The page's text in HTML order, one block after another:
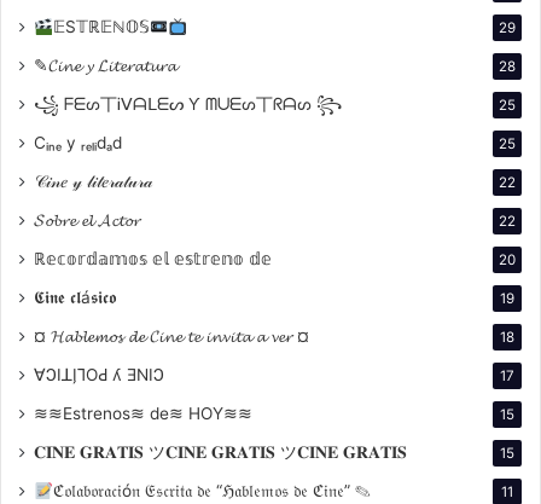
Laura (Elsa Daniel), una joven estudiante, regresa a la
mansión familiar tras un año en un internado religioso.
un viaje inquietante cuando descubre los secretos
que su madre y su tía esconden tras las paredes de la
casona. En el desván habita una figura recluida y
considerada peligrosa. La curiosidad de Laura la
conduce a una verdad que la enfrenta con sus propios
no podrá escapar.
𝔼S𝕋ℝ𝔼ℕ𝕆𝕊 29
✎𝓒𝓲𝓷𝓮 𝔂 𝓛𝓲𝓽𝓮𝓻𝓪𝓽𝓾𝓻𝓪 28
꧁ ᖴᗴᔕ丅Ꭵᐯᗩᒪᗴᔕ Ƴ ᗰᑌᗴᔕ丅ᖇᗩᔕ ꧂ 25
Cᵢₙₑ y ᵣₑₗᵢdₐd 25
𝒞𝒾𝓃𝑒 𝓎 𝓁𝒾𝓉𝑒𝓇𝒶𝓉𝓊𝓇𝒶 22
𝓢𝓸𝓫𝓻𝓮 𝓮𝓵 𝓐𝓬𝓽𝓸𝓻 22
ℝ𝕖𝕔𝕠𝕣𝕕𝕒𝕞𝕠𝕤 𝕖𝕝 𝕖𝕤𝕥𝕣𝕖𝕟𝕠 𝕕𝕖 20
𝕮𝖎𝖓𝖊 𝖈𝖑á𝖘𝖎𝖈𝖔 19
¤ 𝓗𝓪𝓫𝓵𝓮𝓶𝓸𝓼 𝓭𝓮 𝓒𝓲𝓷𝓮 𝓽𝓮 𝓲𝓷𝓿𝓲𝓽𝓪 𝓪 𝓿𝓮𝓻 ¤ 18
∀ϽIꓕI̗⅂OԀ ʎ ƎNIϽ 17
≋≋Estrenos≋ de≋ HOY≋≋ 15
𝐂𝐈𝐍𝐄 𝐆𝐑𝐀𝐓𝐈𝐒 ツ𝐂𝐈𝐍𝐄 𝐆𝐑𝐀𝐓𝐈𝐒 ツ𝐂𝐈𝐍𝐄 𝐆𝐑𝐀𝐓𝐈𝐒 15
ℭ𝔬𝔩𝔞𝔟𝔬𝔯𝔞𝔠𝔦ó𝔫 𝔈𝔰𝔠𝔯𝔦𝔱𝔞 𝔡𝔢 “ℌ𝔞𝔟𝔩𝔢𝔪𝔬𝔰 𝔡𝔢 ℭ𝔦𝔫𝔢” ✎ 11